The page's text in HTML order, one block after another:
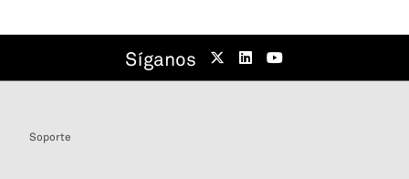
Síganos
Soporte